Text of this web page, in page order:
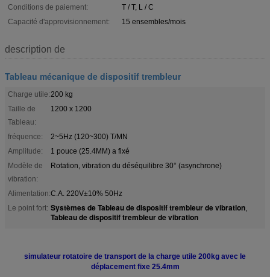
Conditions de paiement:
T / T, L / C
Capacité d'approvisionnement:
15 ensembles/mois
description de
Tableau mécanique de dispositif trembleur
Charge utile:200 kg
Taille de
Tableau:
1200 x 1200
fréquence:
2~5Hz (120~300) T/MN
Amplitude:
1 pouce (25.4MM) a fixé
Modèle de
vibration:
Rotation, vibration du déséquilibre 30° (asynchrone)
Alimentation:C.A. 220V±10% 50Hz
Le point fort: Systèmes de Tableau de dispositif trembleur de vibration,
Tableau de dispositif trembleur de vibration
simulateur rotatoire de transport de la charge utile 200kg avec le
déplacement fixe 25.4mm